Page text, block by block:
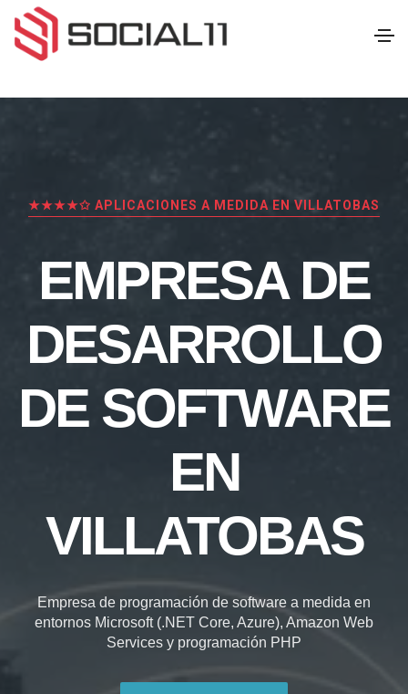
★★★★✩ APLICACIONES A MEDIDA EN VILLATOBAS
EMPRESA DE
DESARROLLO
DE SOFTWARE
EN
VILLATOBAS
Empresa de programación de software a medida en
entornos Microsoft (.NET Core, Azure), Amazon Web
Services y programación PHP